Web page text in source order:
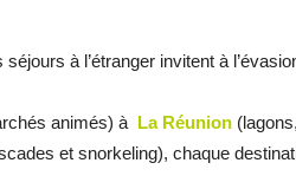
à l’étranger invitent à
animés) à La Réunion
et snorkeling), chaque